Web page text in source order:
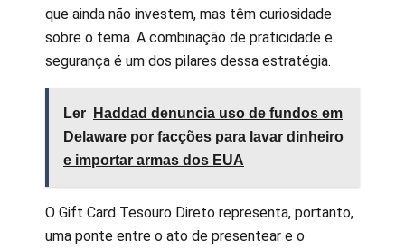
que ainda não investem, mas têm curiosidade
sobre o tema. A combinação de praticidade e
segurança é um dos pilares dessa estratégia.
Ler
Haddad denuncia uso de fundos em
Delaware por facções para lavar dinheiro
e importar armas dos EUA
O Gift Card Tesouro Direto representa, portanto,
uma ponte entre o ato de presentear e o